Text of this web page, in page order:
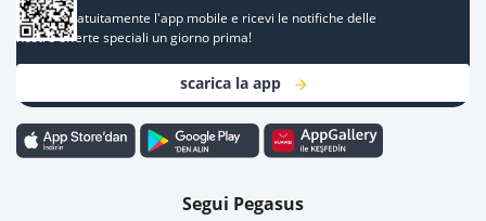
Scarica gratuitamente l'app mobile e ricevi le notifiche delle
nostre offerte speciali un giorno prima!
scarica la app
Segui Pegasus